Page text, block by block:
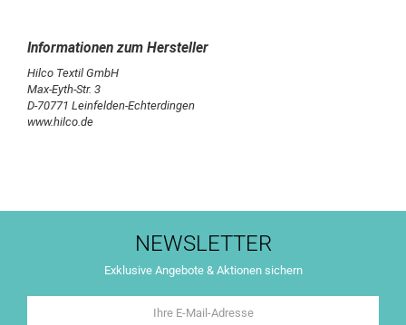
Hilco Textil GmbH
Max-Eyth-Str. 3
D-70771 Leinfelden-Echterdingen
www.hilco.de
NEWSLETTER
Exklusive Angebote & Aktionen sichern